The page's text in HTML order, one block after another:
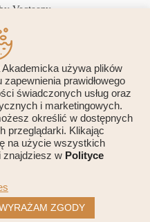
Vecteezy.
finansową w ramach programu
Polskiego Funduszu Rozwoju
udzieloną przez PFR SA
używa plików
prawidłowego
świadczonych usług oraz
i marketingowych.
określić w dostępnych
przeglądarki. Klikając
na użycie wszystkich
znajdziesz w Polityce
ZGODY